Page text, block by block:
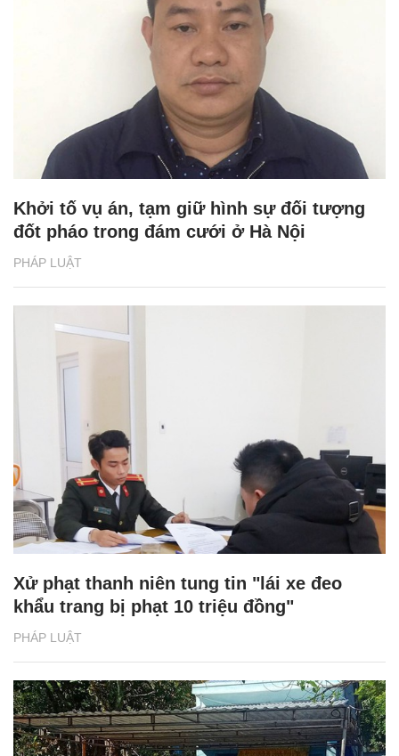
PHÁP LUẬT
Khởi tố vụ án, tạm giữ hình sự đối tượng
đốt pháo trong đám cưới ở Hà Nội
PHÁP LUẬT
Xử phạt thanh niên tung tin "lái xe đeo
khẩu trang bị phạt 10 triệu đồng"